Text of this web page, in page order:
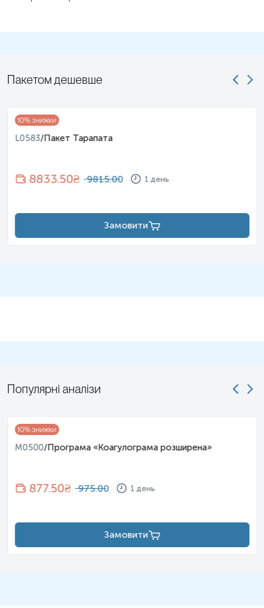
Пакетом дешевше
10% знижки
L0583/Пакет Тарапата
8833.50₴ 9815.00 1 день
Замовити
Популярні аналізи
10% знижки
M0500/Програма «Коагулограма розширена»
877.50₴ 975.00 1 день
Замовити